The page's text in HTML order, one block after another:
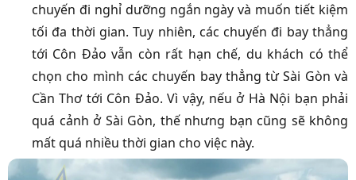
chuyến đi nghỉ dưỡng ngắn ngày và muốn tiết kiệm
tối đa thời gian. Tuy nhiên, các chuyến đi bay thẳng
tới Côn Đảo vẫn còn rất hạn chế, du khách có thể
chọn cho mình các chuyến bay thẳng từ Sài Gòn và
Cần Thơ tới Côn Đảo. Vì vậy, nếu ở Hà Nội bạn phải
quá cảnh ở Sài Gòn, thế nhưng bạn cũng sẽ không
mất quá nhiều thời gian cho việc này.